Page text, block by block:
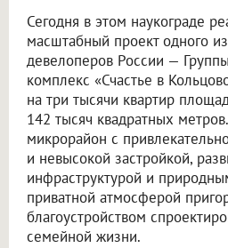
Сегодня в этом наукограде
масштабный проект одного
девелоперов России —
комплекс «Счастье в
на три тысячи квартир
142 тысяч квадратных
микрорайон с
и невысокой застройкой,
инфраструктурой и
приватной атмосферой
благоустройством
семейной жизни.